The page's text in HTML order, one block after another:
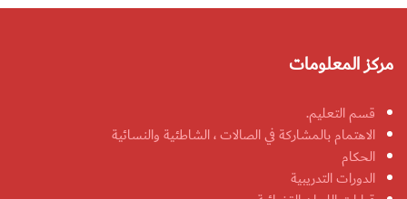
مركز المعلومات
قسم التعليم.
الاهتمام بالمشاركة في الصالات ، الشاطئية والنسائية
الحكام
الدورات التدريبية